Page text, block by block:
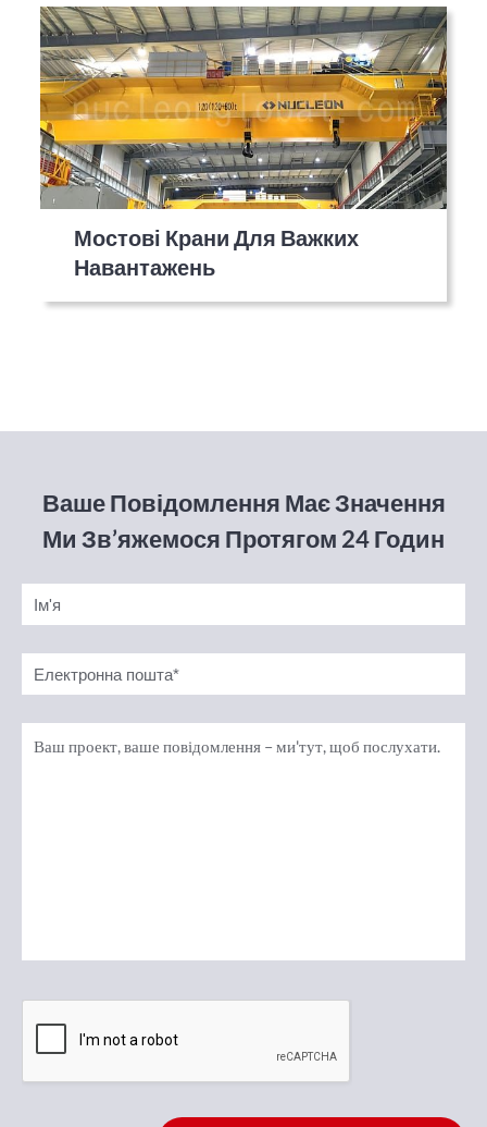
Мостові Крани Для Важких
Навантажень
Ваше Повідомлення Має Значення
Ми Зв’яжемося Протягом 24 Годин